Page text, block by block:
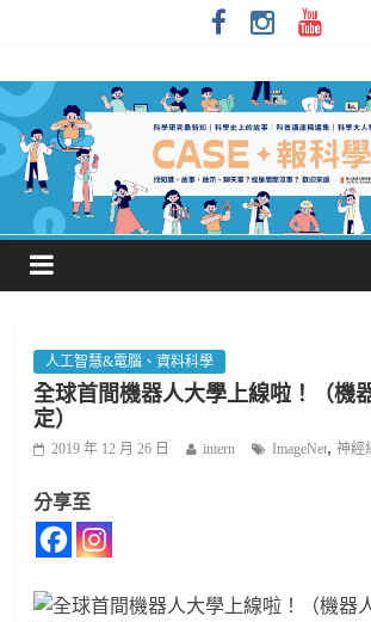
人工智慧&電腦、資料科學
全球首間機器人大學上線啦！（機
定）
2019 年 12 月 26 日 intern ImageNet,神經
分享至